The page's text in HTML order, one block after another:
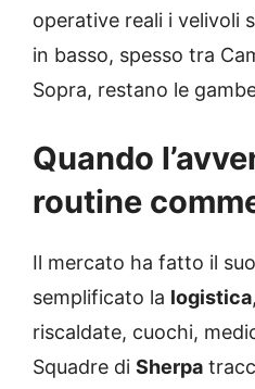
operative reali i velivoli
in basso, spesso tra
Sopra, restano le
Quando
routine
Il mercato ha fatto il
semplificato la logistica
riscaldate, cuochi,
Squadre di Sherpa